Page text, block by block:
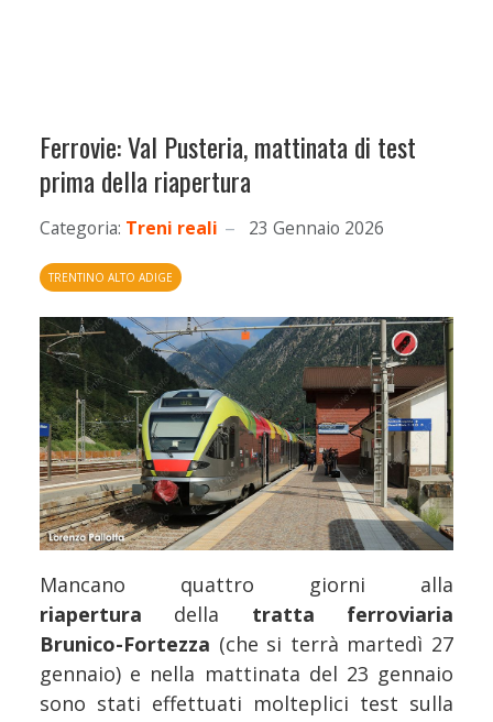
Ferrovie: Val Pusteria, mattinata di test
prima della riapertura
Categoria: Treni reali 23 Gennaio 2026
TRENTINO ALTO ADIGE
Mancano quattro giorni alla
riapertura della tratta ferroviaria
Brunico-Fortezza (che si terrà martedì 27
gennaio) e nella mattinata del 23 gennaio
sono stati effettuati molteplici test sulla